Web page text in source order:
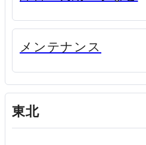
メンテナンス
東北